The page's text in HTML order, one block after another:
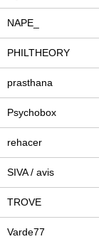
NAPE_
PHILTHEORY
prasthana
Psychobox
rehacer
SIVA / avis
TROVE
Varde77